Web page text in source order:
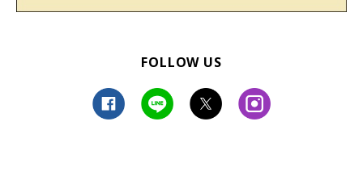
院イヤイヤを卒業したお嬢」と投稿していた、こちらの写真。そこ
のことなので、苦手を克服した模様。お嬢ちゃんの成長が感じられ
※この記事は投稿者さまに取材し、了承の上制作したものです。
2026年5月時点の情報であり、現在と異なる場合があります。
FOLLOW US